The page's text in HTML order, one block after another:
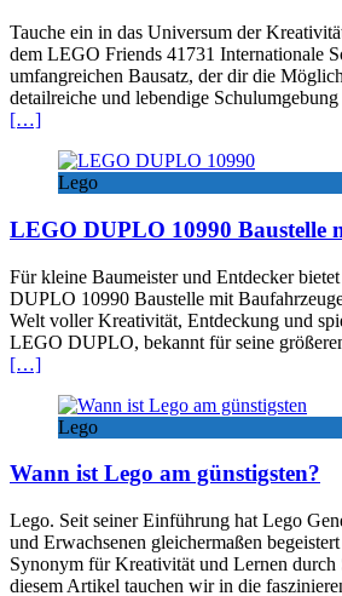
Tauche ein in das Universum der
dem LEGO Friends 41731 Internationale
umfangreichen Bausatz, der dir die
detailreiche und lebendige
[…]
Lego
LEGO DUPLO 10990 Baustelle
Für kleine Baumeister und Entdecker
DUPLO 10990 Baustelle mit
Welt voller Kreativität, Entdeckung und
LEGO DUPLO, bekannt für seine
[…]
Lego
Wann ist Lego am günstigsten?
Lego. Seit seiner Einführung hat Lego
und Erwachsenen gleichermaßen
Synonym für Kreativität und Lernen durch
diesem Artikel tauchen wir in die